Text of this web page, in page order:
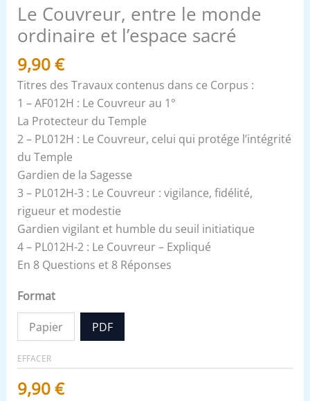
Le Couvreur, entre le monde
ordinaire et l’espace sacré
9,90€
Titres des Travaux contenus dans ce Corpus :
1 – AF012H : Le Couvreur au 1°
La Protecteur du Temple
2 – PL012H : Le Couvreur, celui qui protége l’intégrité
du Temple
Gardien de la Sagesse
3 – PL012H-3 : Le Couvreur : vigilance, fidélité,
rigueur et modestie
Gardien vigilant et humble du seuil initiatique
4 – PL012H-2 : Le Couvreur – Expliqué
En 8 Questions et 8 Réponses
Format
Papier PDF
EFFACER
9,90€